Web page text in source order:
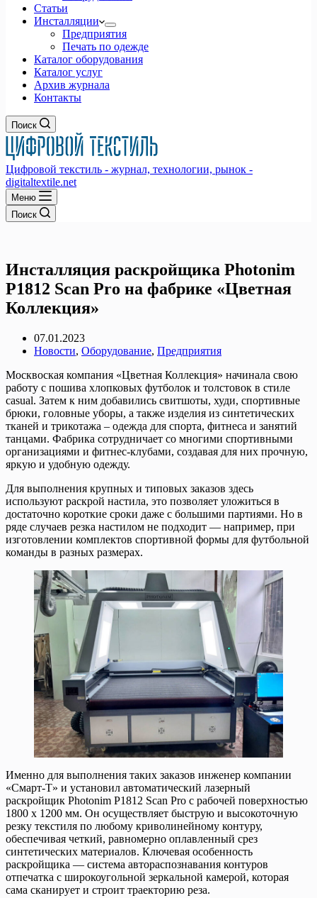
Статьи
Инсталляции
Предприятия
Печать по одежде
Каталог оборудования
Каталог услуг
Архив журнала
Контакты
Поиск
Цифровой текстиль - журнал, технологии, рынок -
digitaltextile.net
Меню
Поиск
Инсталляция раскройщика Photonim
P1812 Scan Pro на фабрике «Цветная
Коллекция»
07.01.2023
Новости, Оборудование, Предприятия
Москвоская компания «Цветная Коллекция» начинала свою
работу с пошива хлопковых футболок и толстовок в стиле
casual. Затем к ним добавились свитшоты, худи, спортивные
брюки, головные уборы, а также изделия из синтетических
тканей и трикотажа – одежда для спорта, фитнеса и занятий
танцами. Фабрика сотрудничает со многими спортивными
организациями и фитнес-клубами, создавая для них прочную,
яркую и удобную одежду.
Для выполнения крупных и типовых заказов здесь
используют раскрой настила, это позволяет уложиться в
достаточно короткие сроки даже с большими партиями. Но в
ряде случаев резка настилом не подходит — например, при
изготовлении комплектов спортивной формы для футбольной
команды в разных размерах.
Именно для выполнения таких заказов инженер компании
«Смарт-Т» и установил автоматический лазерный
раскройщик Photonim P1812 Scan Pro с рабочей поверхностью
1800 х 1200 мм. Он осуществляет быструю и высокоточную
резку текстиля по любому криволинейному контуру,
обеспечивая четкий, равномерно оплавленный срез
синтетических материалов. Ключевая особенность
раскройщика — система автораспознавания контуров
отпечатка с широкоугольной зеркальной камерой, которая
сама сканирует и строит траекторию реза.